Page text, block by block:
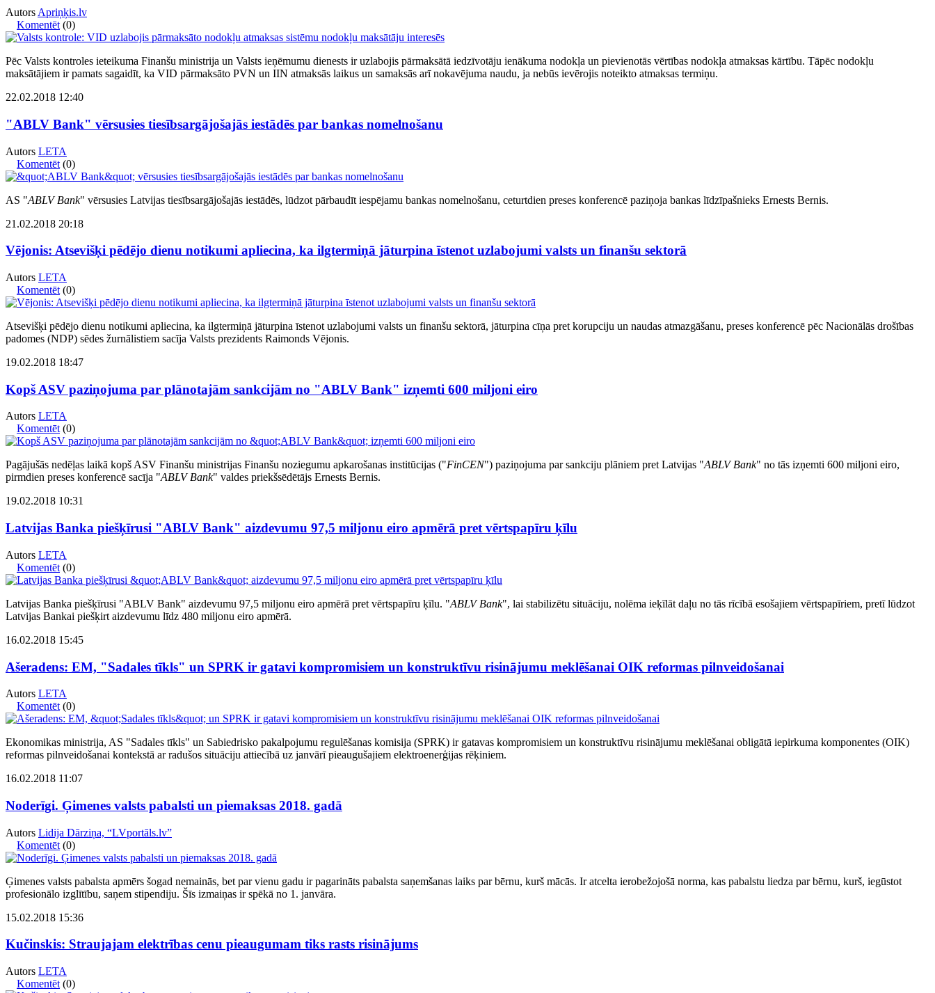
Autors Apriņķis.lv
Komentēt (0)
Pēc Valsts kontroles ieteikuma Finanšu ministrija un Valsts ieņēmumu dienests ir uzlabojis pārmaksātā iedzīvotāju ienākuma nodokļa un pievienotās vērtības nodokļa atmaksas kārtību. Tāpēc nodokļu
maksātājiem ir pamats sagaidīt, ka VID pārmaksāto PVN un IIN atmaksās laikus un samaksās arī nokavējuma naudu, ja nebūs ievērojis noteikto atmaksas termiņu.
22.02.2018 12:40
"ABLV Bank" vērsusies tiesībsargājošajās iestādēs par bankas nomelnošanu
Autors LETA
Komentēt (0)
AS "ABLV Bank" vērsusies Latvijas tiesībsargājošajās iestādēs, lūdzot pārbaudīt iespējamu bankas nomelnošanu, ceturtdien preses konferencē paziņoja bankas līdzīpašnieks Ernests Bernis.
21.02.2018 20:18
Vējonis: Atsevišķi pēdējo dienu notikumi apliecina, ka ilgtermiņā jāturpina īstenot uzlabojumi valsts un finanšu sektorā
Autors LETA
Komentēt (0)
Atsevišķi pēdējo dienu notikumi apliecina, ka ilgtermiņā jāturpina īstenot uzlabojumi valsts un finanšu sektorā, jāturpina cīņa pret korupciju un naudas atmazgāšanu, preses konferencē pēc Nacionālās drošības
padomes (NDP) sēdes žurnālistiem sacīja Valsts prezidents Raimonds Vējonis.
19.02.2018 18:47
Kopš ASV paziņojuma par plānotajām sankcijām no "ABLV Bank" izņemti 600 miljoni eiro
Autors LETA
Komentēt (0)
Pagājušās nedēļas laikā kopš ASV Finanšu ministrijas Finanšu noziegumu apkarošanas institūcijas ("FinCEN") paziņojuma par sankciju plāniem pret Latvijas "ABLV Bank" no tās izņemti 600 miljoni eiro,
pirmdien preses konferencē sacīja "ABLV Bank" valdes priekšsēdētājs Ernests Bernis.
19.02.2018 10:31
Latvijas Banka piešķīrusi "ABLV Bank" aizdevumu 97,5 miljonu eiro apmērā pret vērtspapīru ķīlu
Autors LETA
Komentēt (0)
Latvijas Banka piešķīrusi "ABLV Bank" aizdevumu 97,5 miljonu eiro apmērā pret vērtspapīru ķīlu. "ABLV Bank", lai stabilizētu situāciju, nolēma ieķīlāt daļu no tās rīcībā esošajiem vērtspapīriem, pretī lūdzot
Latvijas Bankai piešķirt aizdevumu līdz 480 miljonu eiro apmērā.
16.02.2018 15:45
Ašeradens: EM, "Sadales tīkls" un SPRK ir gatavi kompromisiem un konstruktīvu risinājumu meklēšanai OIK reformas pilnveidošanai
Autors LETA
Komentēt (0)
Ekonomikas ministrija, AS "Sadales tīkls" un Sabiedrisko pakalpojumu regulēšanas komisija (SPRK) ir gatavas kompromisiem un konstruktīvu risinājumu meklēšanai obligātā iepirkuma komponentes (OIK)
reformas pilnveidošanai kontekstā ar radušos situāciju attiecībā uz janvārī pieaugušajiem elektroenerģijas rēķiniem.
16.02.2018 11:07
Noderīgi. Ģimenes valsts pabalsti un piemaksas 2018. gadā
Autors Lidija Dārziņa, “LVportāls.lv”
Komentēt (0)
Ģimenes valsts pabalsta apmērs šogad nemainās, bet par vienu gadu ir pagarināts pabalsta saņemšanas laiks par bērnu, kurš mācās. Ir atcelta ierobežojošā norma, kas pabalstu liedza par bērnu, kurš, iegūstot
profesionālo izglītību, saņem stipendiju. Šīs izmaiņas ir spēkā no 1. janvāra.
15.02.2018 15:36
Kučinskis: Straujajam elektrības cenu pieaugumam tiks rasts risinājums
Autors LETA
Komentēt (0)